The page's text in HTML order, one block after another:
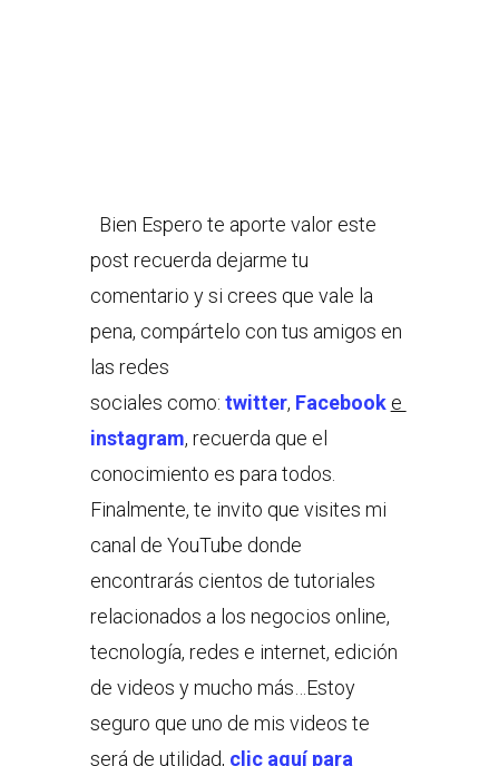
Bien Espero te aporte valor este
post recuerda dejarme tu
comentario y si crees que vale la
pena, compártelo con tus amigos en
las redes
sociales como: twitter, Facebook e
instagram, recuerda que el
conocimiento es para todos.
Finalmente, te invito que visites mi
canal de YouTube donde
encontrarás cientos de tutoriales
relacionados a los negocios online,
tecnología, redes e internet, edición
de videos y mucho más…Estoy
seguro que uno de mis videos te
será de utilidad, clic aquí para